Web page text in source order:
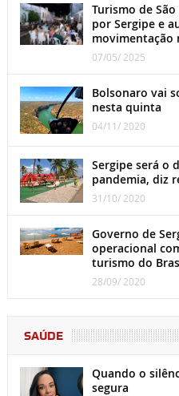
Turismo de
por Sergipe e
movimentação
07/05/ 2025
Bolsonaro vai
nesta quinta
04/11/ 2020
Sergipe será o
pandemia, diz
31/10/ 2020
Governo de
operacional
turismo do
28/09/ 2020
SAÚDE
Quando o
segura